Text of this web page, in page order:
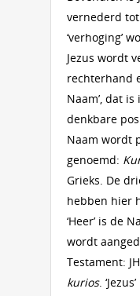
vernederd
‘verhoging’
Jezus wordt
rechterhand
Naam’, dat
denkbare
Naam wordt
genoemd:
Grieks. De
hebben hier
‘Heer’ is de
wordt
Testament:
kurios.